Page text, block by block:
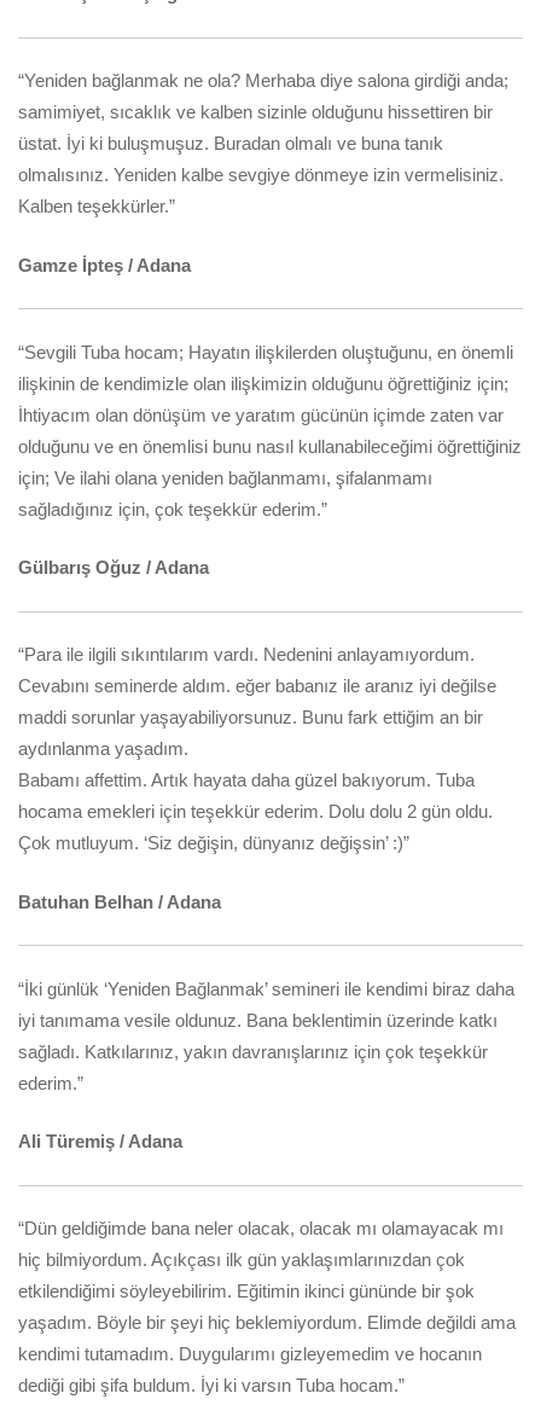
“Yeniden bağlanmak ne ola? Merhaba diye salona girdiği anda;
samimiyet, sıcaklık ve kalben sizinle olduğunu hissettiren bir
üstat. İyi ki buluşmuşuz. Buradan olmalı ve buna tanık
olmalısınız. Yeniden kalbe sevgiye dönmeye izin vermelisiniz.
Kalben teşekkürler.”
Gamze İpteş / Adana
“Sevgili Tuba hocam; Hayatın ilişkilerden oluştuğunu, en önemli
ilişkinin de kendimizle olan ilişkimizin olduğunu öğrettiğiniz için;
İhtiyacım olan dönüşüm ve yaratım gücünün içimde zaten var
olduğunu ve en önemlisi bunu nasıl kullanabileceğimi öğrettiğiniz
için; Ve ilahi olana yeniden bağlanmamı, şifalanmamı
sağladığınız için, çok teşekkür ederim.”
Gülbarış Oğuz / Adana
“Para ile ilgili sıkıntılarım vardı. Nedenini anlayamıyordum.
Cevabını seminerde aldım. eğer babanız ile aranız iyi değilse
maddi sorunlar yaşayabiliyorsunuz. Bunu fark ettiğim an bir
aydınlanma yaşadım.
Babamı affettim. Artık hayata daha güzel bakıyorum. Tuba
hocama emekleri için teşekkür ederim. Dolu dolu 2 gün oldu.
Çok mutluyum. ‘Siz değişin, dünyanız değişsin’ :)”
Batuhan Belhan / Adana
“İki günlük ‘Yeniden Bağlanmak’ semineri ile kendimi biraz daha
iyi tanımama vesile oldunuz. Bana beklentimin üzerinde katkı
sağladı. Katkılarınız, yakın davranışlarınız için çok teşekkür
ederim.”
Ali Türemiş / Adana
“Dün geldiğimde bana neler olacak, olacak mı olamayacak mı
hiç bilmiyordum. Açıkçası ilk gün yaklaşımlarınızdan çok
etkilendiğimi söyleyebilirim. Eğitimin ikinci gününde bir şok
yaşadım. Böyle bir şeyi hiç beklemiyordum. Elimde değildi ama
kendimi tutamadım. Duygularımı gizleyemedim ve hocanın
dediği gibi şifa buldum. İyi ki varsın Tuba hocam.”